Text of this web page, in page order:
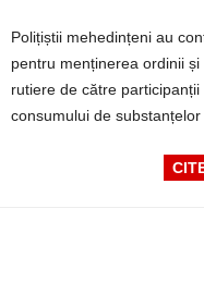
Polițiștii mehedințeni au
pentru menținerea ordinii
rutiere de către
consumului de